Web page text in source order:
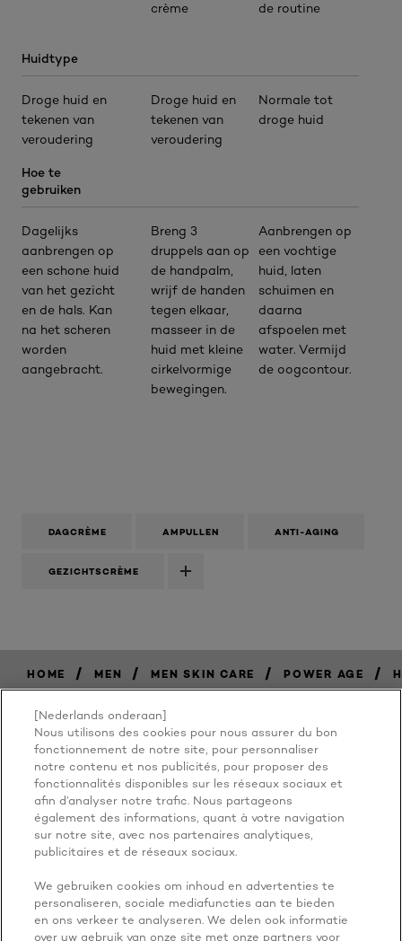
Huidtype
Droge huid en
tekenen van
veroudering
Hoe te
gebruiken
Dagelijks
aanbrengen op
een schone huid
van het gezicht
en de hals. Kan
na het scheren
worden
aangebracht.
crème
Droge huid en
tekenen van
veroudering
Breng 3
druppels aan op
de handpalm,
wrijf de handen
tegen elkaar,
masseer in de
huid met kleine
cirkelvormige
bewegingen.
de routine
Normale tot
droge huid
Aanbrengen op
een vochtige
huid, laten
schuimen en
daarna
afspoelen met
water. Vermijd
de oogcontour.
DAGCRÈME AMPULLEN ANTI-AGING
GEZICHTSCRÈME
HOME / MEN / MEN SKIN CARE / POWER AGE /
BECAUSE
YOU'RE
WORTH IT
[Nederlands onderaan]
Nous utilisons des cookies pour nous assurer du bon
fonctionnement de notre site, pour personnaliser
notre contenu et nos publicités, pour proposer des
fonctionnalités disponibles sur les réseaux sociaux et
afin d’analyser notre trafic. Nous partageons
également des informations, quant à votre navigation
sur notre site, avec nos partenaires analytiques,
publicitaires et de réseaux sociaux.
We gebruiken cookies om inhoud en advertenties te
personaliseren, sociale mediafuncties aan te bieden
en ons verkeer te analyseren. We delen ook informatie
over uw gebruik van onze site met onze partners voor